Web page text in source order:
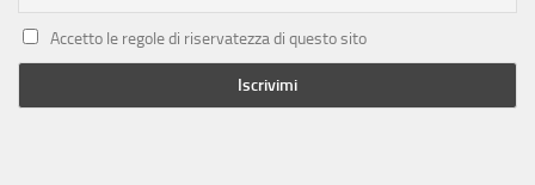
Accetto le regole di riservatezza di questo sito